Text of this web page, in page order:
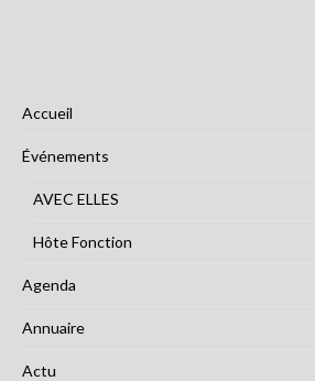
Accueil
Événements
AVEC ELLES
Hôte Fonction
Agenda
Annuaire
Actu